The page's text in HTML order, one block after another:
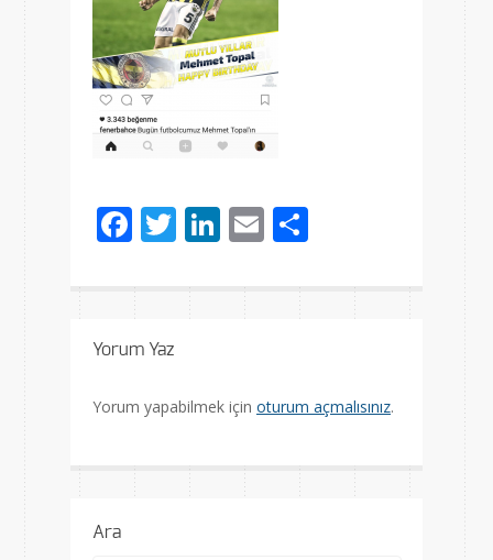
Facebook
Twitter
LinkedIn
Email
Yorum Yaz
Yorum yapabilmek için oturum açmalısınız.
Ara